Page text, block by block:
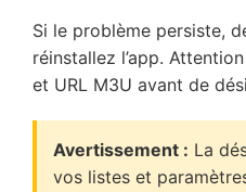
Si le problème persiste,
réinstallez l’app.
et URL M3U avant de
Avertissement : La
vos listes et